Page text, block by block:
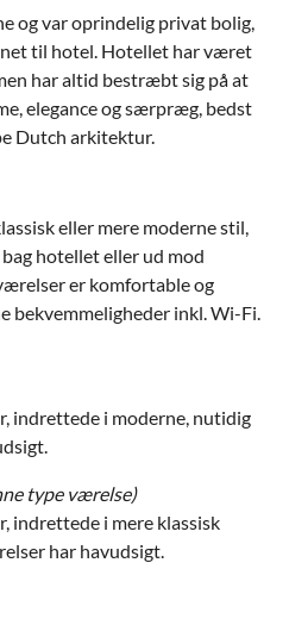
og var oprindelig privat bolig,
til hotel. Hotellet har været
har altid bestræbt sig på at
elegance og særpræg, bedst
Dutch arkitektur.
eller mere moderne stil,
hotellet eller ud mod
er komfortable og
bekvemmeligheder inkl. Wi-Fi.
indrettede i moderne, nutidig
type værelse)
indrettede i mere klassisk
har havudsigt.